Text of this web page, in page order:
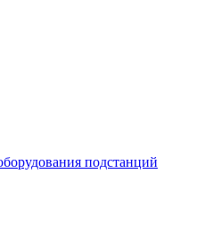
подстанций